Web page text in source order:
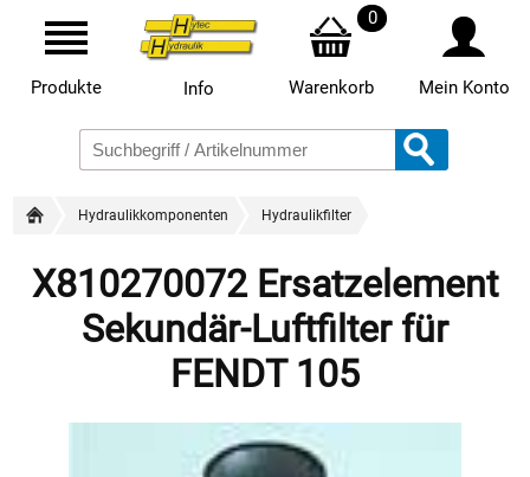
Produkte Info
0
Warenkorb Mein Konto
Hydraulikkomponenten Hydraulikfilter
X810270072 Ersatzelement
Sekundär-Luftfilter für
FENDT 105